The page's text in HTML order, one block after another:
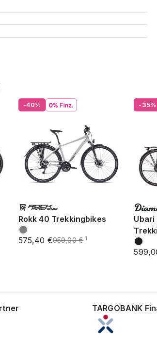
-40%
Rokk 40 Trekkingbikes
575,40 €959,00 € 1
-35%
Ubari
TARGOBANK